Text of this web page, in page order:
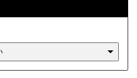
鍋（その他） ちゃんこ鍋